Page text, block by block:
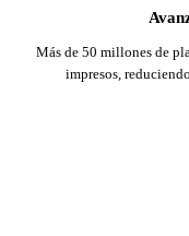
Más de 50 millones de
impresos,